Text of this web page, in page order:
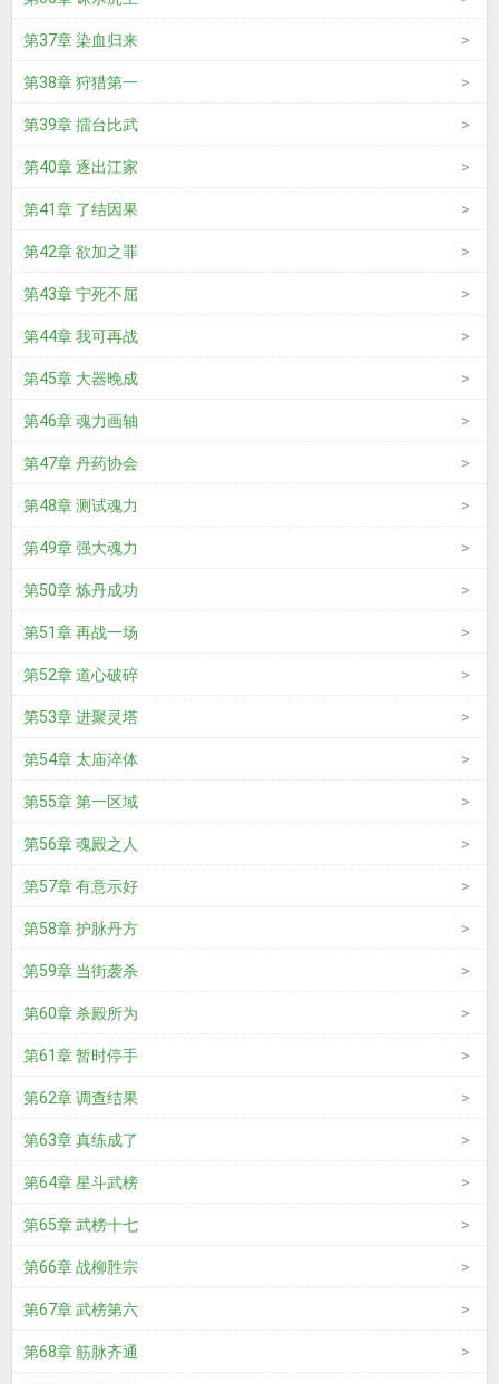
第37章 染血归来
第38章 狩猎第一
第39章 擂台比武
第40章 逐出江家
第41章 了结因果
第42章 欲加之罪
第43章 宁死不屈
第44章 我可再战
第45章 大器晚成
第46章 魂力画轴
第47章 丹药协会
第48章 测试魂力
第49章 强大魂力
第50章 炼丹成功
第51章 再战一场
第52章 道心破碎
第53章 进聚灵塔
第54章 太庙淬体
第55章 第一区域
第56章 魂殿之人
第57章 有意示好
第58章 护脉丹方
第59章 当街袭杀
第60章 杀殿所为
第61章 暂时停手
第62章 调查结果
第63章 真练成了
第64章 星斗武榜
第65章 武榜十七
第66章 战柳胜宗
第67章 武榜第六
第68章 筋脉齐通